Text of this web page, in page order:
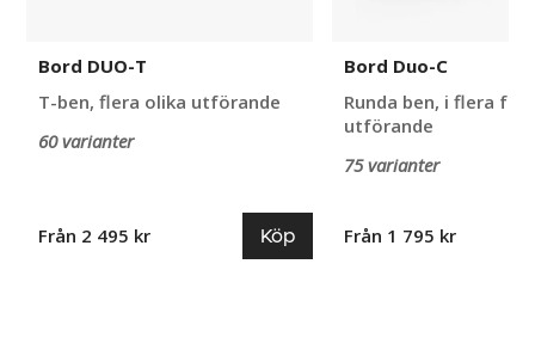
Bord DUO-T
T-ben, flera olika utförande
60 varianter
Från 2 495 kr Köp
Bord Duo-C
Runda ben, i flera
utförande
75 varianter
Från 1 795 kr